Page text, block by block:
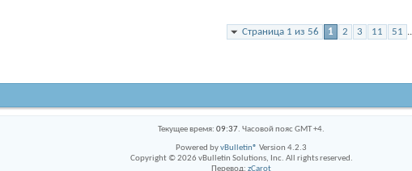
Страница 1 из 56 1 2 3 11 51
Текущее время: 09:37. Часовой пояс GMT +4.
Powered byvBulletin® Version 4.2.3
Copyright © 2026 vBulletin Solutions, Inc. All rights reserved.
Перевод: zCarot